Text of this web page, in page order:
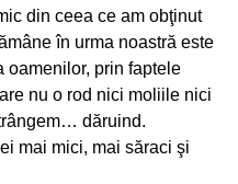
din ceea ce am obţinut
în urma noastră este
oamenilor, prin faptele
nu o rod nici moliile nici
dăruind.
mai mici, mai săraci şi